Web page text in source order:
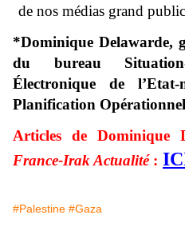
de nos médias grand
*Dominique Delawarde,
du bureau Situation-
Électronique de
Planification
Articles de Dominique
France-Irak Actualité:
#Palestine #Gaza